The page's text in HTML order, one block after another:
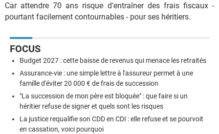
Car attendre 70 ans risque d'entraîner des frais fiscaux -
pourtant facilement contournables - pour ses héritiers.
FOCUS
Budget 2027 : cette baisse de revenus qui menace les retraités
Assurance-vie : une simple lettre à l'assureur permet à une
famille d'éviter 20 000 € de frais de succession
"La succession de mon père est bloquée" : que faire si un
héritier refuse de signer et quels sont les risques
La justice requalifie son CDD en CDI : elle refuse et se pourvoit
en cassation, voici pourquoi